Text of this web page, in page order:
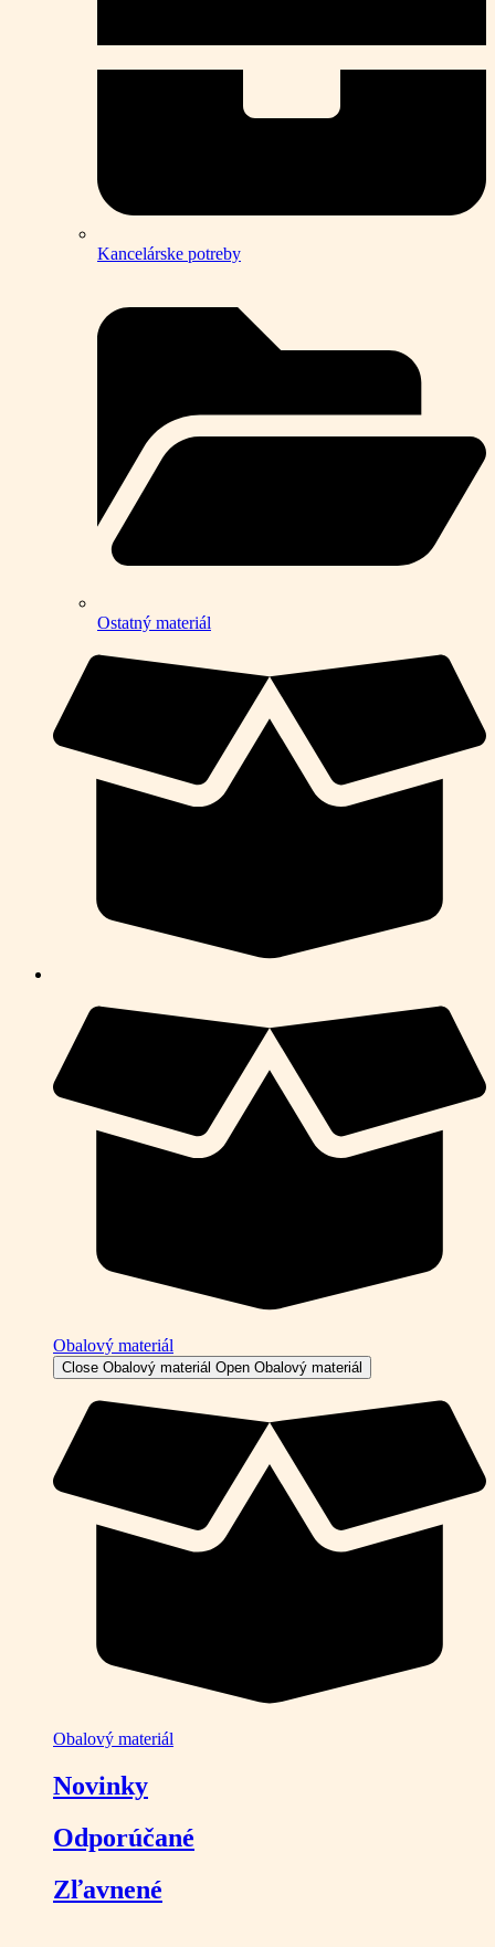
Kancelárske potreby
Ostatný materiál
Obalový materiál
Close Obalový materiál Open Obalový materiál
Obalový materiál
Novinky
Odporúčané
Zľavnené